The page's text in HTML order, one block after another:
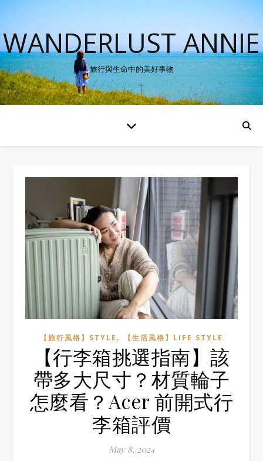
WANDERLUST ANNIE
旅行與生命中的美好事物
【旅行風格】STYLE , 【生活風格】LIFE STYLE
【行李箱挑選指南】該
帶多大尺寸？材質輪子
怎麼看？Acer 前開式行
李箱評價
May 8, 2024